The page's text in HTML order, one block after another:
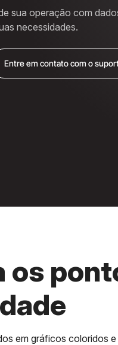
sua operação com
necessidades.
Entre em contato com o
os
em gráficos coloridos